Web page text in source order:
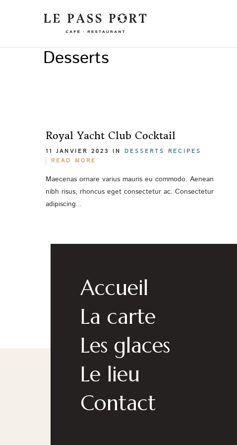
Desserts
Royal Yacht Club Cocktail
11 JANVIER 2023 IN DESSERTS
RECIPES
READ MORE
Maecenas ornare varius mauris eu commodo. Aenean
nibh risus, rhoncus eget consectetur ac. Consectetur
adipiscing...
Accueil
La carte
Les glaces
Le lieu
Contact